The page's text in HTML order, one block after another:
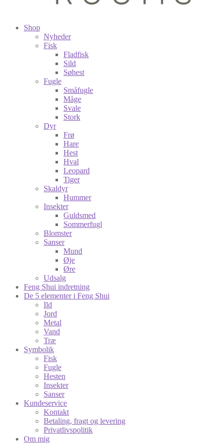
Shop
Nyheder
Fisk
Fladfisk
Sild
Søhest
Fugle
Småfugle
Måge
Svale
Stork
Dyr
Frø
Hare
Hest
Hval
Leopard
Tiger
Skaldyr
Hummer
Insekter
Guldsmed
Sommerfugl
Blomster
Sanser
Mund
Øje
Øre
Udsalg
Feng Shui indretning
De 5 elementer i Feng Shui
Ild
Jord
Metal
Vand
Træ
Symbolik
Fisk
Fugle
Hesten
Insekter
Sanser
Kundeservice
Kontakt
Betaling, fragt og levering
Privatlivspolitik
Om mig